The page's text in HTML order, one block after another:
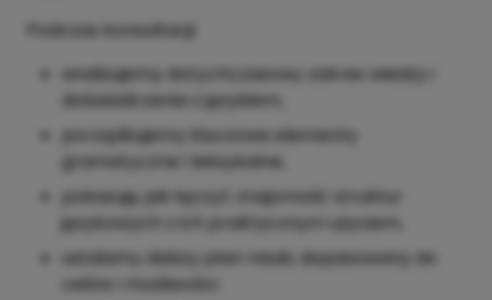
Podczas konsultacji:
analizujemy dotychczasowy zakres wiedzy i
doświadczenia z językiem,
porządkujemy kluczowe elementy
gramatyczne i leksykalne,
pokazuję, jak łączyć znajomość struktur
językowych z ich praktycznym użyciem,
ustalamy dalszy plan nauki, dopasowany do
celów i możliwości.